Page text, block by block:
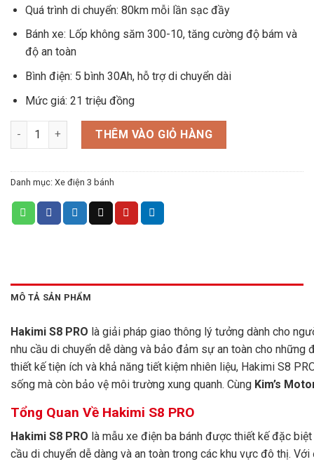
Quá trình di chuyển: 80km mỗi lần sạc đầy
Bánh xe: Lốp không săm 300-10, tăng cường độ bám và
độ an toàn
Bình điện: 5 bình 30Ah, hỗ trợ di chuyển dài
Mức giá: 21 triệu đồng
Xe điện 3 bánh Hakimi S8 PRO số lượng
THÊM VÀO GIỎ HÀNG
Danh mục: Xe điện 3 bánh
MÔ TẢ SẢN PHẨM
Hakimi S8 PRO là giải pháp giao thông lý tưởng dành cho
nhu cầu di chuyển dễ dàng và bảo đảm sự an toàn cho
thiết kế tiện ích và khả năng tiết kiệm nhiên liệu, Hakimi S8
sống mà còn bảo vệ môi trường xung quanh. Cùng Kim’s
Tổng Quan Về Hakimi S8 PRO
Hakimi S8 PRO là mẫu xe điện ba bánh được thiết kế đặc
cầu di chuyển dễ dàng và an toàn trong các khu vực đô thị.